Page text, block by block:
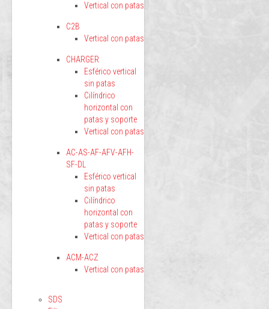
Vertical con patas
C2B
Vertical con patas
CHARGER
Esférico vertical
sin patas
Cilíndrico
horizontal con
patas y soporte
Vertical con patas
AC-AS-AF-AFV-AFH-
SF-DL
Esférico vertical
sin patas
Cilíndrico
horizontal con
patas y soporte
Vertical con patas
ACM-ACZ
Vertical con patas
SDS